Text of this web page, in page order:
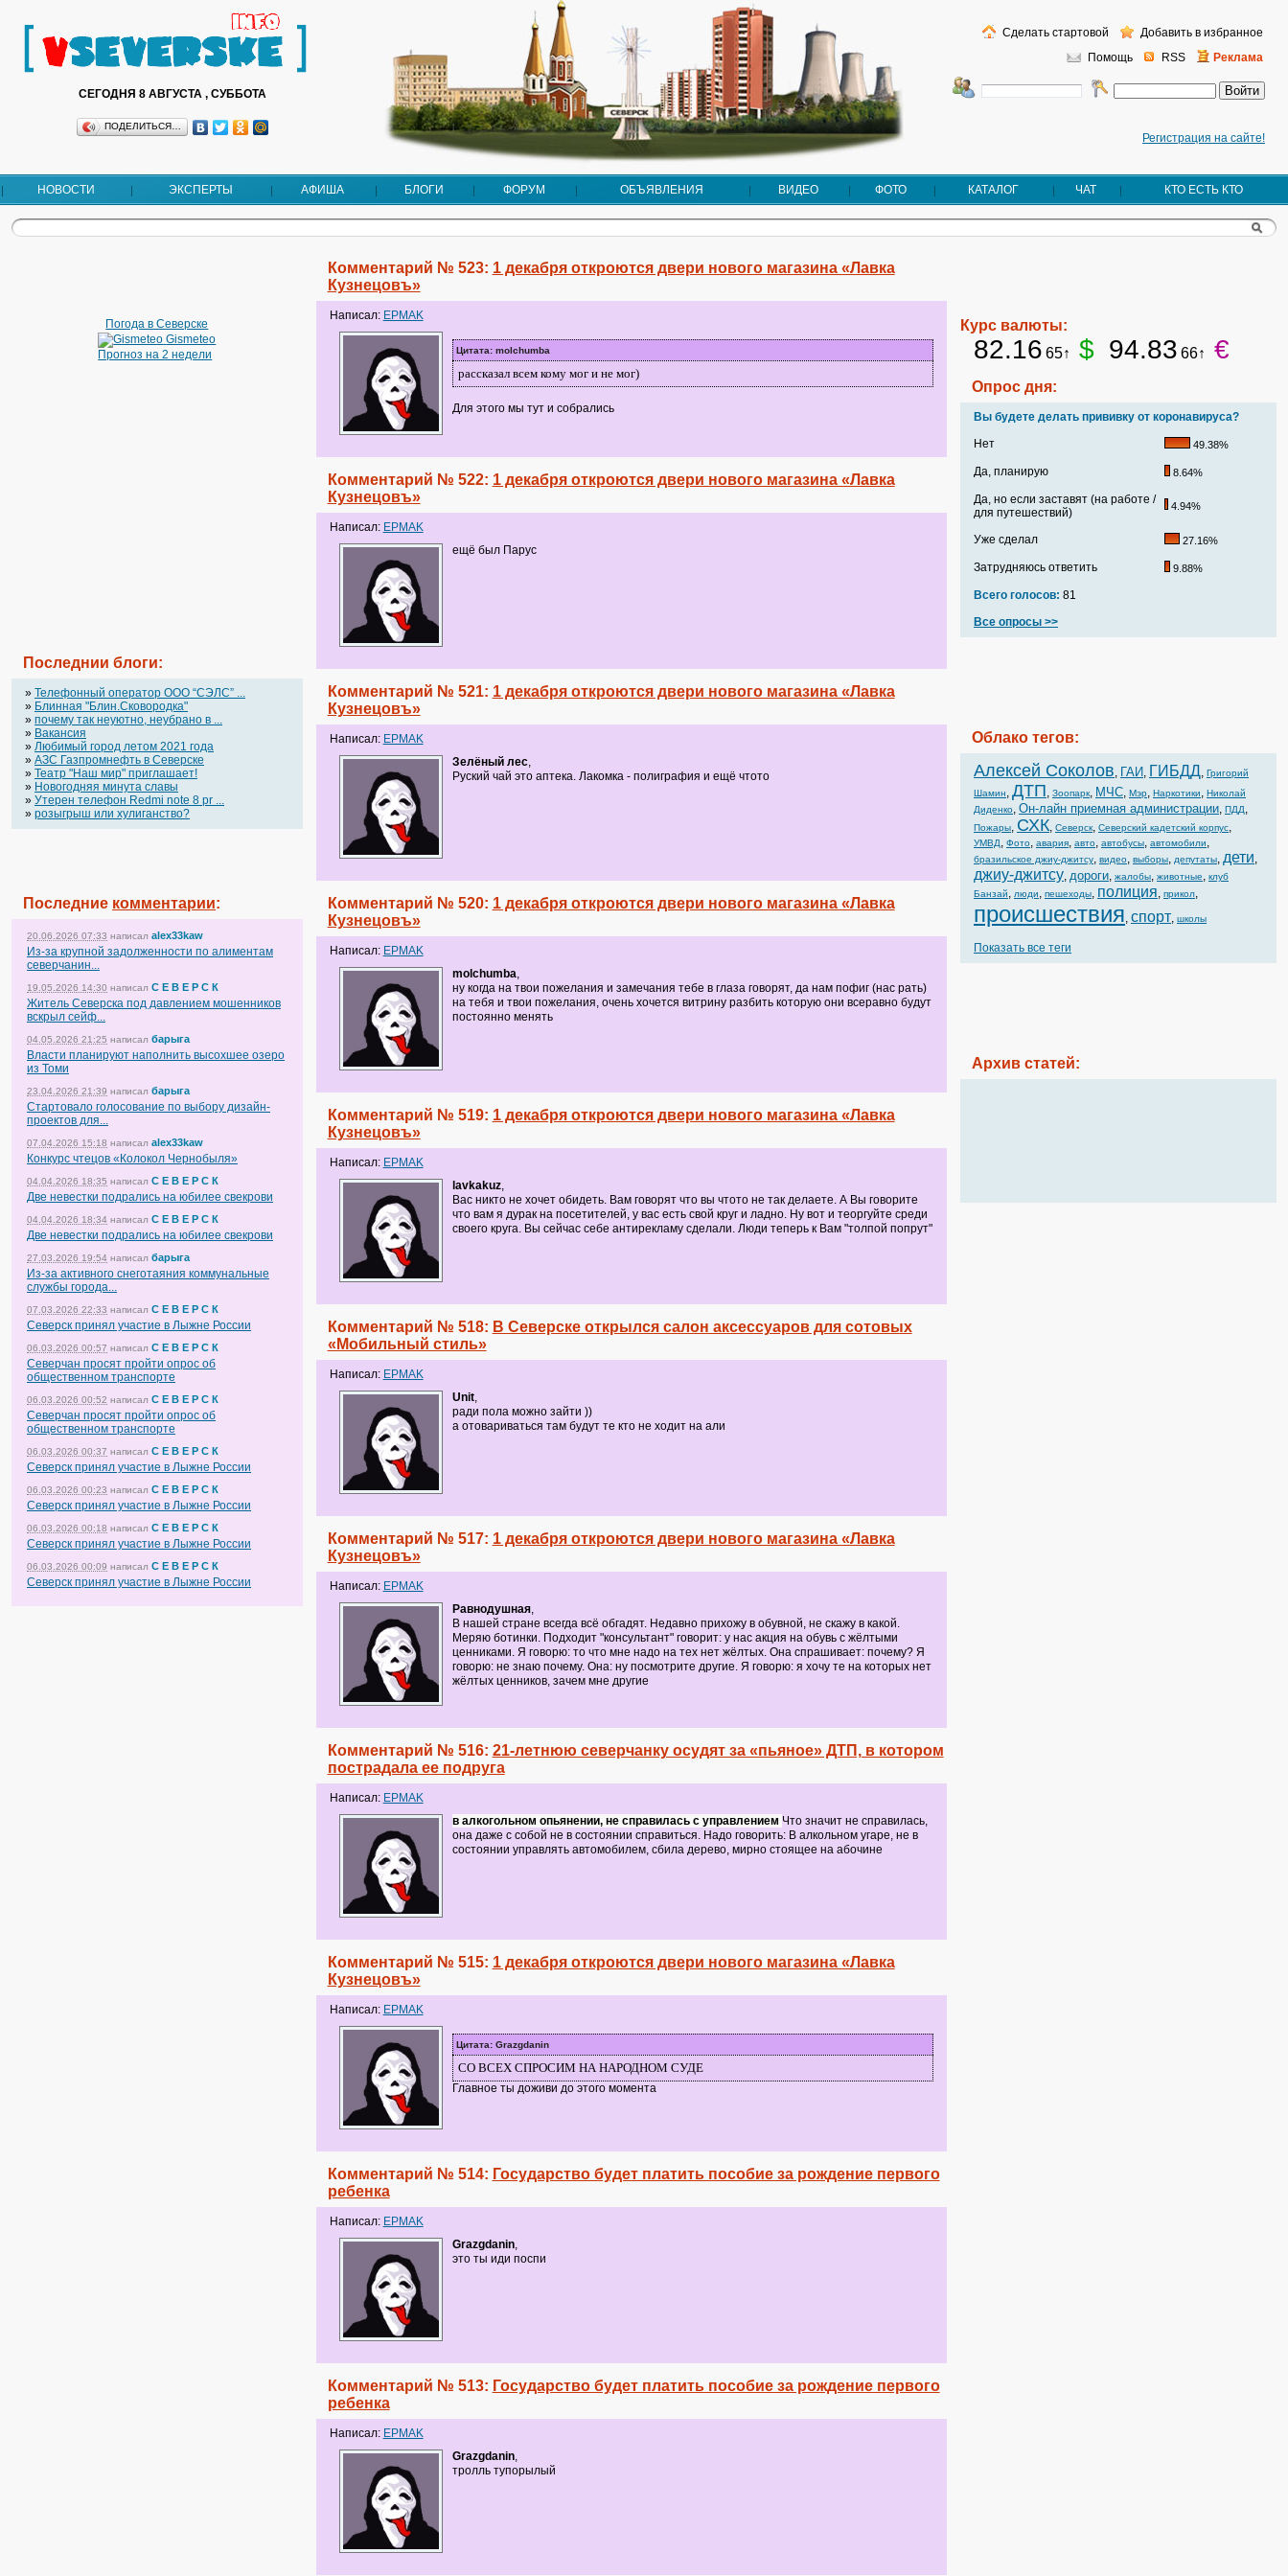
СЕГОДНЯ 8 АВГУСТА , СУББОТА
ПОДЕЛИТЬСЯ…
Регистрация на сайте!
Помощь RSS Реклама
Сделать стартовой Добавить в избранное
НОВОСТИ ЭКСПЕРТЫ АФИША БЛОГИ ФОРУМ ОБЪЯВЛЕНИЯ ВИДЕО ФОТО КАТАЛОГ ЧАТ КТО ЕСТЬ КТО
Погода в Северске
Gismeteo
Прогноз на 2 недели
Последнии блоги:
» Телефонный оператор OOO “СЭЛС” ...
» Блинная "Блин.Сковородка"
» почему так неуютно, неубрано в ...
» Вакансия
» Любимый город летом 2021 года
» АЗС Газпромнефть в Северске
» Театр "Наш мир" приглашает!
» Новогодняя минута славы
» Утерен телефон Redmi note 8 pr ...
» розыгрыш или хулиганство?
Последние комментарии:
20.06.2026 07:33 написал alex33kaw
Из-за крупной задолженности по алиментам
северчанин...
19.05.2026 14:30 написал С Е В Е Р С К
Житель Северска под давлением мошенников
вскрыл сейф...
04.05.2026 21:25 написал барыга
Власти планируют наполнить высохшее озеро
из Томи
23.04.2026 21:39 написал барыга
Стартовало голосование по выбору дизайн-
проектов для...
07.04.2026 15:18 написал alex33kaw
Конкурс чтецов «Колокол Чернобыля»
04.04.2026 18:35 написал С Е В Е Р С К
Две невестки подрались на юбилее свекрови
04.04.2026 18:34 написал С Е В Е Р С К
Две невестки подрались на юбилее свекрови
27.03.2026 19:54 написал барыга
Из-за активного снеготаяния коммунальные
службы города...
07.03.2026 22:33 написал С Е В Е Р С К
Северск принял участие в Лыжне России
06.03.2026 00:57 написал С Е В Е Р С К
Северчан просят пройти опрос об
общественном транспорте
06.03.2026 00:52 написал С Е В Е Р С К
Северчан просят пройти опрос об
общественном транспорте
06.03.2026 00:37 написал С Е В Е Р С К
Северск принял участие в Лыжне России
06.03.2026 00:23 написал С Е В Е Р С К
Северск принял участие в Лыжне России
06.03.2026 00:18 написал С Е В Е Р С К
Северск принял участие в Лыжне России
06.03.2026 00:09 написал С Е В Е Р С К
Северск принял участие в Лыжне России
Комментарий № 523: 1 декабря откроются двери нового магазина «Лавка
Кузнецовъ»
Написал: EPMAK
Цитата: molchumba
рассказал всем кому мог и не мог)
Для этого мы тут и собрались
Комментарий № 522: 1 декабря откроются двери нового магазина «Лавка
Кузнецовъ»
Написал: EPMAK
ещё был Парус
Комментарий № 521: 1 декабря откроются двери нового магазина «Лавка
Кузнецовъ»
Написал: EPMAK
Зелёный лес,
Руский чай это аптека. Лакомка - полиграфия и ещё чтото
Комментарий № 520: 1 декабря откроются двери нового магазина «Лавка
Кузнецовъ»
Написал: EPMAK
molchumba,
ну когда на твои пожелания и замечания тебе в глаза говорят, да нам пофиг (нас рать)
на тебя и твои пожелания, очень хочется витрину разбить которую они всеравно будут
постоянно менять
Комментарий № 519: 1 декабря откроются двери нового магазина «Лавка
Кузнецовъ»
Написал: EPMAK
lavkakuz,
Вас никто не хочет обидеть. Вам говорят что вы чтото не так делаете. А Вы говорите
что вам я дуракна посетителей, у вас есть свой круг и ладно. Ну вот и теоргуйте среди
своего круга. Вы сейчас себе антирекламу сделали. Люди теперь к Вам "толпой попрут"
Комментарий № 518: В Северске открылся салон аксессуаров для сотовых
«Мобильный стиль»
Написал: EPMAK
Unit,
ради пола можно зайти ))
а отовариваться там будут те кто не ходит на али
Комментарий № 517: 1 декабря откроются двери нового магазина «Лавка
Кузнецовъ»
Написал: EPMAK
Равнодушная,
В нашей стране всегда всё обгадят. Недавно прихожу в обувной, не скажу в какой.
Меряю ботинки. Подходит "консультант" говорит: у нас акция на обувь с жёлтыми
ценниками. Я говорю: то что мне надо на тех нет жёлтых. Она спрашивает: почему? Я
говорю: не знаю почему. Она: ну посмотрите другие. Я говорю: я хочу те на которых нет
жёлтых ценников, зачем мне другие
Комментарий № 516: 21-летнюю северчанку осудят за «пьяное» ДТП, в котором
пострадала ее подруга
Написал: EPMAK
в алкогольном опьянении, не справилась с управлением Что значит не справилась,
она даже с собой не в состоянии справиться. Надо говорить: В алкольном угаре, не в
состоянии управлять автомобилем, сбила дерево, мирно стоящее на абочине
Комментарий № 515: 1 декабря откроются двери нового магазина «Лавка
Кузнецовъ»
Написал: EPMAK
Цитата: Grazgdanin
СО ВСЕХ СПРОСИМ НА НАРОДНОМ СУДЕ
Главное ты доживи до этого момента
Комментарий № 514: Государство будет платить пособие за рождение первого
ребенка
Написал: EPMAK
Grazgdanin,
это ты иди поспи
Комментарий № 513: Государство будет платить пособие за рождение первого
ребенка
Написал: EPMAK
Grazgdanin,
тролль тупорылый
Курс валюты:
82.16 65↑ $ 94.83 66↑ €
Опрос дня:
Вы будете делать прививку от коронавируса?
Нет
49.38%
Да, планирую 8.64%
Да, но если заставят (на работе /
для путешествий)
4.94%
Уже сделал 27.16%
Затрудняюсь ответить 9.88%
Всего голосов: 81
Все опросы >>
Облако тегов:
Алексей Соколов, ГАИ, ГИБДД, Григорий
Шамин, ДТП, Зоопарк, МЧС, Мэр, Наркотики, Николай
Диденко, Он-лайн приемная администрации, ПДД,
Пожары, СХК, Северск, Северский кадетский корпус,
УМВД, Фото, авария, авто, автобусы, автомобили,
бразильское джиу-джитсу, видео, выборы, депутаты, дети,
джиу-джитсу, дороги, жалобы, животные, клуб
Банзай, люди, пешеходы, полиция, прикол,
происшествия, спорт, школы
Показать все теги
Архив статей: